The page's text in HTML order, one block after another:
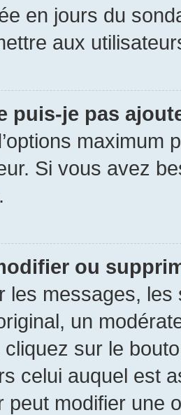
en jours du
aux
puis-je pas
maximum
Si vous avez
ou
les messages,
un
cliquez sur le
celui auquel est
peut modifier une